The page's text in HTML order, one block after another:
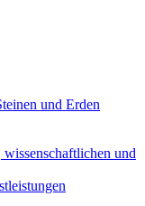
und Erden
und